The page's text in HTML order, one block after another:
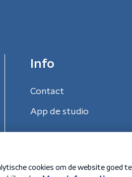
Info
Contact
App de studio